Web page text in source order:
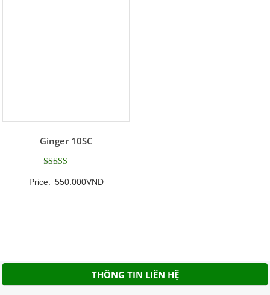
Ginger 10SC
hạng
Price: 550.000VND
THÔNG TIN LIÊN HỆ